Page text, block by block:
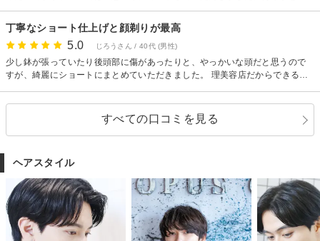
丁寧なショート仕上げと顔剃りが最高
5.0 じろうさん / 40代 (男性)
少し鉢が張っていたり後頭部に傷があったりと、やっかいな頭だと思うので
すが、綺麗にショートにまとめていただきました。 理美容店だからできる顔
すべての口コミを見る
ヘアスタイル